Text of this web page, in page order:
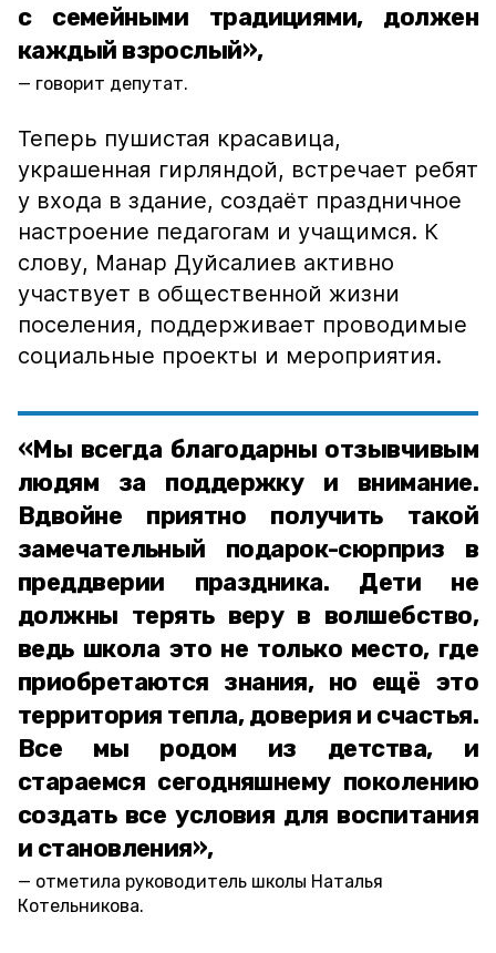
с семейными традициями, должен
каждый взрослый»,
говорит депутат.
Теперь пушистая красавица,
украшенная гирляндой, встречает ребят
у входа в здание, создаёт праздничное
настроение педагогам и учащимся. К
слову, Манар Дуйсалиев активно
участвует в общественной жизни
поселения, поддерживает проводимые
социальные проекты и мероприятия.
«Мы всегда благодарны отзывчивым
людям за поддержку и внимание.
Вдвойне приятно получить такой
замечательный подарок-сюрприз в
преддверии праздника. Дети не
должны терять веру в волшебство,
ведь школа это не только место, где
приобретаются знания, но ещё это
территория тепла, доверия и счастья.
Все мы родом из детства, и
стараемся сегодняшнему поколению
создать все условия для воспитания
и становления»,
отметила руководитель школы Наталья
Котельникова.